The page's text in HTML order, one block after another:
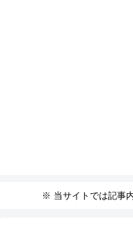
※ 当サイトでは記事